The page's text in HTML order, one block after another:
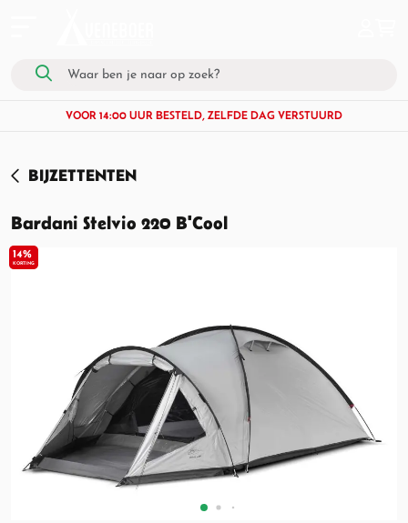
VOOR 14:00 UUR BESTELD, ZELFDE DAG VERSTUURD
BIJZETTENTEN
14%
KORTING
Bardani Stelvio 220 B'Cool